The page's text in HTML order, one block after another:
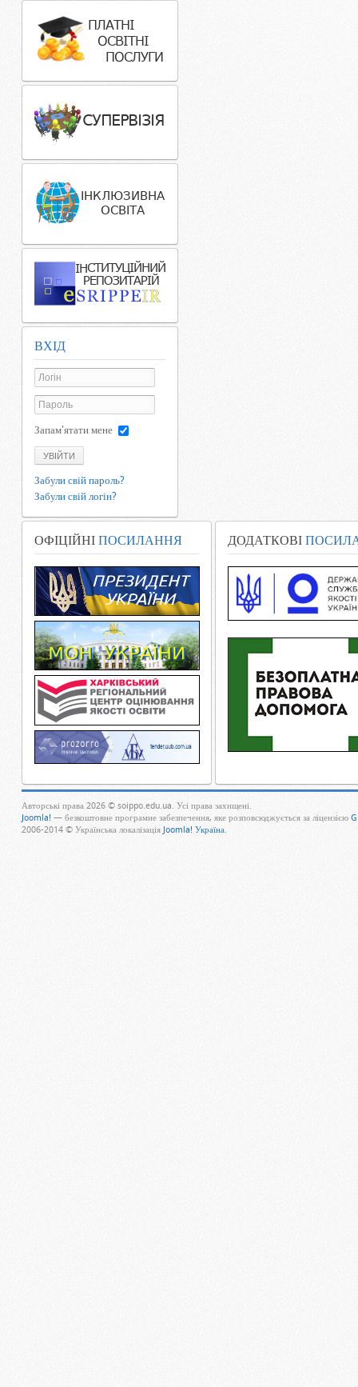
ВХІД
Запам'ятати мене
УВІЙТИ
Забули свій пароль?
Забули свій логін?
ОФІЦІЙНІ ПОСИЛАННЯ ДОДАТКОВІ
Авторські права 2026 © soippo.edu.ua. Усі права захищені.
Joomla! — безкоштовне програмне забезпечення, яке розповсюджується за ліцензією
2006-2014 © Українська локалізація Joomla! Україна.